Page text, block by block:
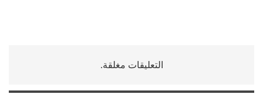
التعليقات مغلقة.